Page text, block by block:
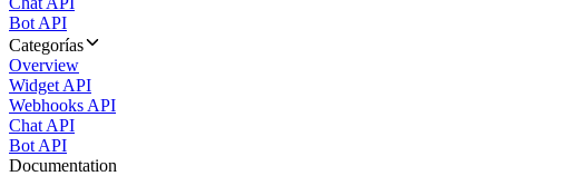
Bot API
Categorías
Overview
Widget API
Webhooks API
Chat API
Bot API
Documentation